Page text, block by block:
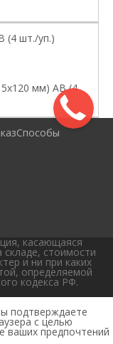
(4 шт./уп.)
мм) АВ (4
Способы
касающаяся
складе, стоимости
и ни при каких
определяемой
кодекса РФ.
подтверждаете
с целью
ваших предпочтений